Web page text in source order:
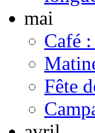
mai
Café
Fête